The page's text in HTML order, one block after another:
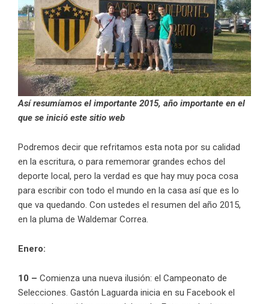
Así resumíamos el importante 2015, año importante en el
que se inició este sitio web
Podremos decir que refritamos esta nota por su calidad
en la escritura, o para rememorar grandes echos del
deporte local, pero la verdad es que hay muy poca cosa
para escribir con todo el mundo en la casa así que es lo
que va quedando. Con ustedes el resumen del año 2015,
en la pluma de Waldemar Correa.
Enero:
10 – Comienza una nueva ilusión: el Campeonato de
Selecciones. Gastón Laguarda inicia en su Facebook el